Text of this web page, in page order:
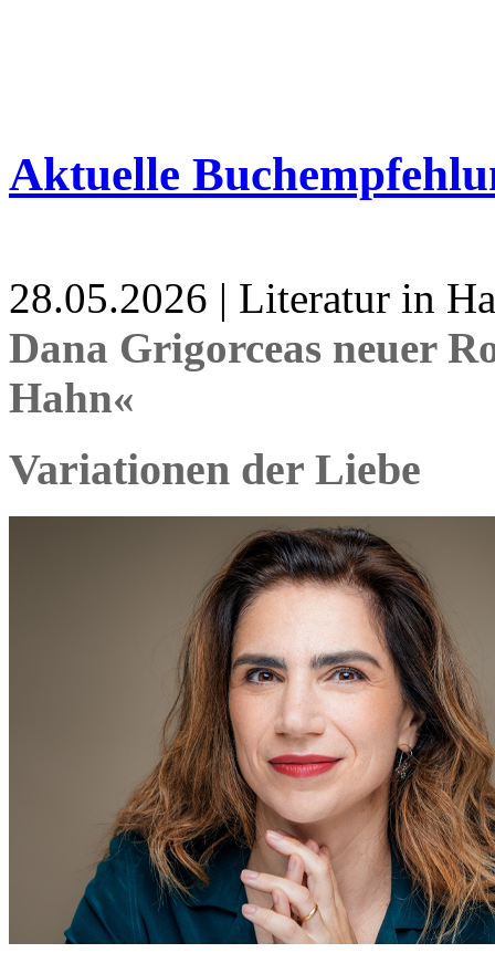
Aktuelle
28.05.2026 | Literatur in
Dana Grigorceas neuer
Hahn«
Variationen der Liebe